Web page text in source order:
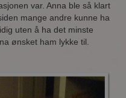
var. Anna ble så klart
mange andre kunne ha
uten å ha det minste
ønsket ham lykke til.